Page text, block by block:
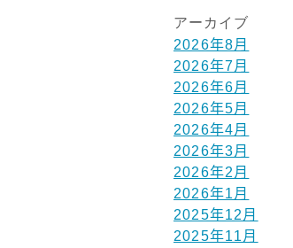
アーカイブ
2026年8月
2026年7月
2026年6月
2026年5月
2026年4月
2026年3月
2026年2月
2026年1月
2025年12月
2025年11月